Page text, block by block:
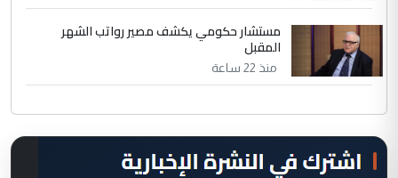
مستشار حكومي يكشف مصير رواتب الشهر
المقبل
منذ 22 ساعة